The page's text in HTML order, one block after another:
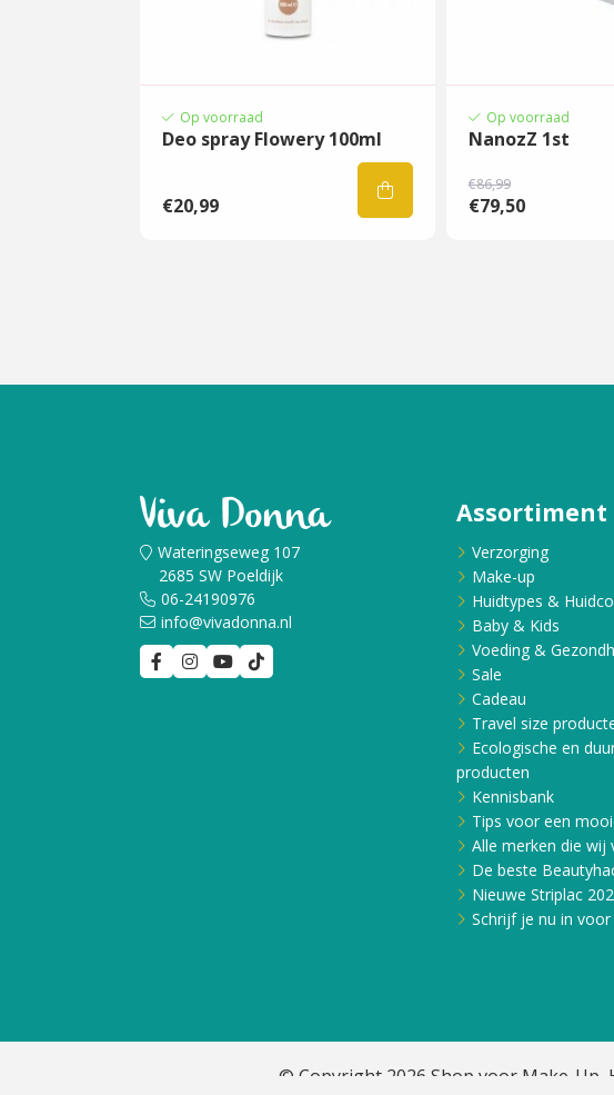
Op voorraad
Deo spray Flowery 100ml
€20,99
Op voorraad
NanozZ 1st
€86,99
€79,50
Wateringseweg 107
2685 SW Poeldijk
06-24190976
info@vivadonna.nl
Assortiment
Verzorging
Make-up
Huidtypes &
Baby & Kids
Voeding &
Sale
Cadeau
Travel size
Ecologische en
producten
Kennisbank
Tips voor een
Alle merken die wij
De beste
Nieuwe Striplac
Schrijf je nu in
© Copyright 2026 Shop voor Make-Up,